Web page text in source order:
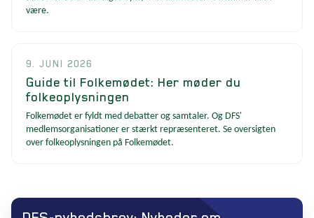
være.
9. JUNI 2026
Guide til Folkemødet: Her møder du
folkeoplysningen
Folkemødet er fyldt med debatter og samtaler. Og DFS'
medlemsorganisationer er stærkt repræsenteret. Se oversigten
over folkeoplysningen på Folkemødet.